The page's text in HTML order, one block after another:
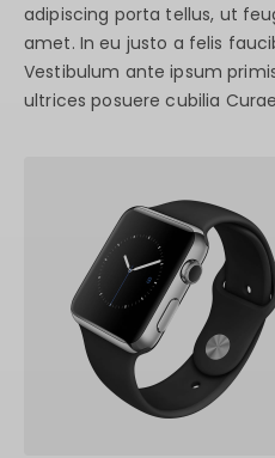
adipiscing porta tellus, ut
amet. In eu justo a felis
Vestibulum ante ipsum
ultrices posuere cubilia